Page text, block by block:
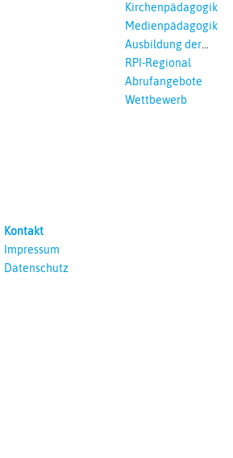
Interreligöses Lernen
Kirchenpädagogik
Medienpädagogik
Ausbildung der
Vikar*innen
RPI-Regional
Abrufangebote
Wettbewerb
Kontakt
Impressum
Datenschutz